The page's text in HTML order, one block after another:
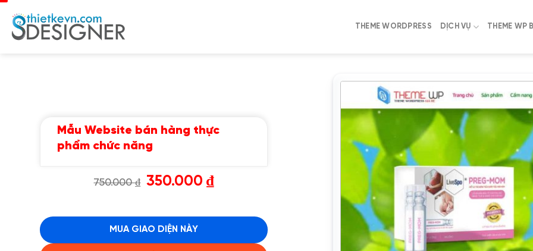
đến
nội
THEME WORDPRESS DỊCH VỤ THEME WP
Mẫu Website bán hàng thực
phẩm chức năng
750.000₫
Giá
gốc
350.000 ₫Giá
hiện
350.000 ₫.
MUA GIAO DIỆN NÀY